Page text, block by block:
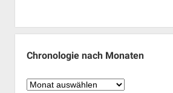
Chronologie nach Monaten
Chronologie